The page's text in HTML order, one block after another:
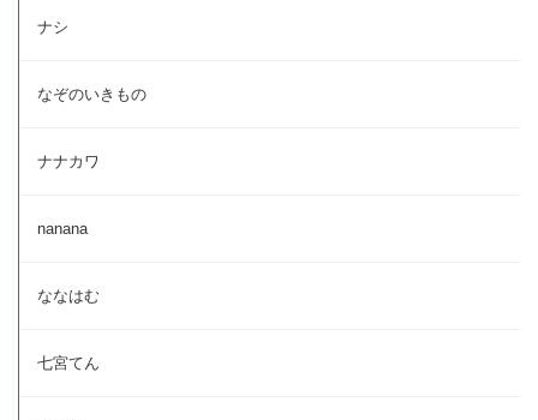
ナシ
なぞのいきもの
ナナカワ
nanana
ななはむ
七宮てん